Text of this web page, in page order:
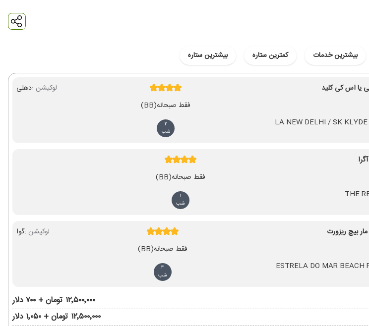
بیشترین خدمات کمترین ستاره بیشترین ستاره
یا اس کی کلید
LA NEW DELHI / SK KLYDE
فقط صبحانه(BB)
2
شب
لوکیشن :دهلی
THE
فقط صبحانه(BB)
1
شب
بیچ ریزورت
ESTRELA DO MAR BEACH
فقط صبحانه(BB)
4
شب
لوکیشن :گوا
۱۲٬۵۰۰٬۰۰۰ تومان + ۷۰۰ دلار
۱۲٬۵۰۰٬۰۰۰ تومان + ۱٬۰۵۰ دلار